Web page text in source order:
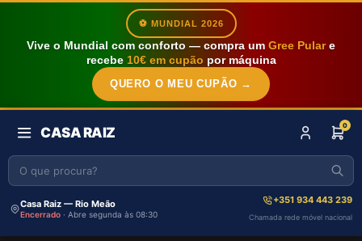
⚽ MUNDIAL 2026
Vive o Mundial com conforto — compra um Gree Pulare
recebe 10€ em cupão por máquina
QUERO O MEU CUPÃO →
CASA RAIZ 0
Casa Raiz — Rio Meão
Encerrado · Abre segunda às 08:30
+351 934 443 239
Chamada rede móvel nacional